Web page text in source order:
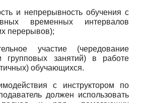
и непрерывность обучения с
временных интервалов
перерывов);
участие (чередование
групповых занятий) в работе
обучающихся.
с инструктором по
должен использовать